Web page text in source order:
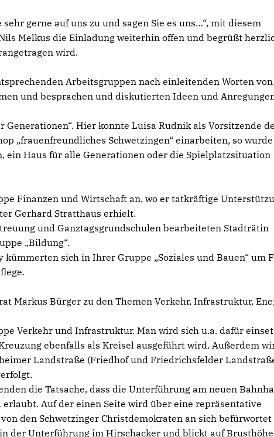
gerne auf uns zu und sagen Sie es uns…“, mit diesem
Melkus die Einladung weiterhin offen und begrüßt
wird.
Arbeitsgruppen nach einleitenden Worten
und besprachen und diskutierten Ideen und
Hier konnte Luisa Rudnik als Vorsitzende
„frauenfreundliches Schwetzingen“ einarbeiten, so wurde
Haus für alle Generationen oder die Spielplatzsituation
Finanzen und Wirtschaft an, wo er tatkräftige
Gerhard Stratthaus erhielt.
und Ganztagsgrundschulen bearbeiteten Stadträtin
„Bildung“.
sich in Ihrer Gruppe „Soziales und Bauen“ um
Markus Bürger zu den Themen Verkehr, Infrastruktur,
Verkehr und Infrastruktur. Man wird sich u.a. dafür
ebenfalls als Kreisel ausgeführt wird. Außerdem
Landstraße (Friedhof und Friedrichsfelder
die Tatsache, dass die Unterführung am neuen
Auf der einen Seite wird über eine repräsentative
den Schwetzinger Christdemokraten an sich
der Unterführung im Hirschacker und blickt auf